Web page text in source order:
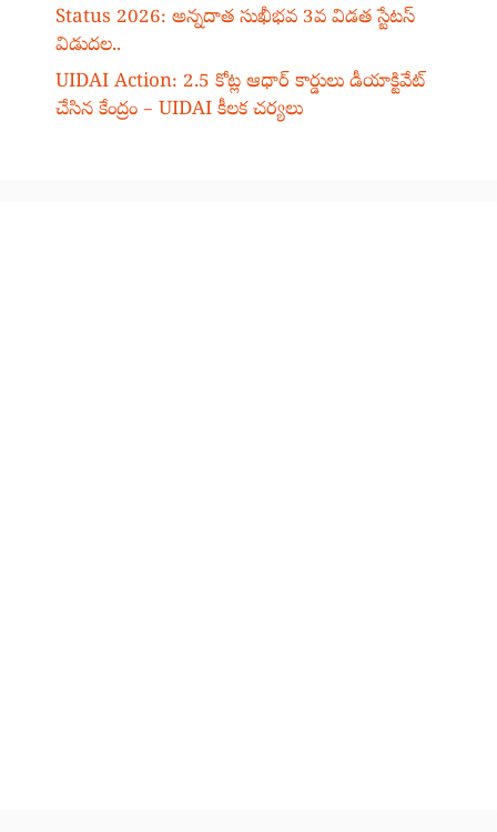
Status 2026: అన్నదాత సుఖీభవ 3వ విడత స్టేటస్
విడుదల..
UIDAI Action: 2.5 కోట్ల ఆధార్ కార్డులు డీయాక్టివేట్
చేసిన కేంద్రం – UIDAI కీలక చర్యలు